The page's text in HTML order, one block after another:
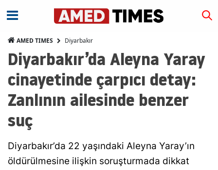
AMED TIMES Diyarbakır
Diyarbakır’da Aleyna Yaray
cinayetinde çarpıcı detay:
Zanlının ailesinde benzer
suç
Diyarbakır’da 22 yaşındaki Aleyna Yaray’ın
öldürülmesine ilişkin soruşturmada dikkat